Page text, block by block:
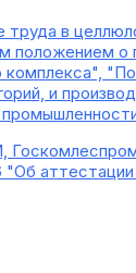
в
о
и
"Об